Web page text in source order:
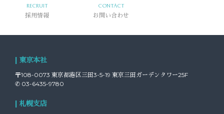
RECRUIT
採用情報
CONTACT
お問い合わせ
| 東京本社
〒108-0073 東京都港区三田3-5-19 東京三田ガーデンタワー25F
✆ 03-6435-9780
| 札幌支店